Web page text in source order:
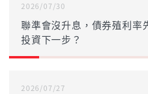
2026/07/30
聯準會沒升息，債券殖利率
投資下一步？
2026/07/27